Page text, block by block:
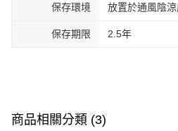
保存環境 放置於通風陰涼
保存期限 2.5年
商品相關分類 (3)